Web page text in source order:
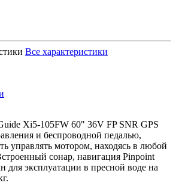
Все характеристики
Xi5-105FW 60" 36V FP SNR GPS
и беспроводной педалью,
управлять мотором, находясь в любой
сонар, навигация Pinpoint
для эксплуатации в пресной воде на